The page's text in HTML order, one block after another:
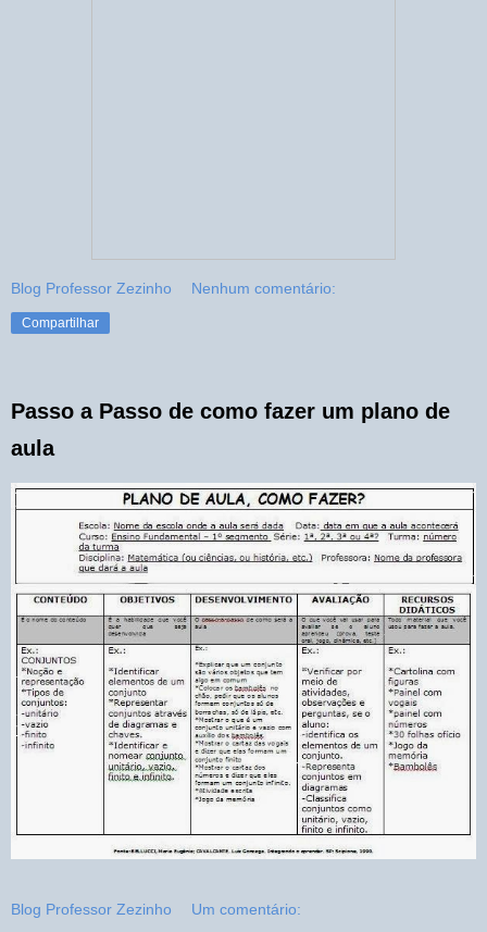
Blog Professor Zezinho Nenhum comentário:
Compartilhar
Passo a Passo de como fazer um plano de
aula
Blog Professor Zezinho Um comentário: